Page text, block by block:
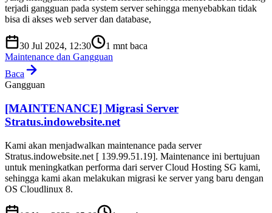
terjadi gangguan pada system server sehingga menyebabkan tidak
bisa di akses web server dan database,
30 Jul 2024, 12:30 1 mnt baca
Maintenance dan Gangguan
Baca
Gangguan
[MAINTENANCE] Migrasi Server
Stratus.indowebsite.net
Kami akan menjadwalkan maintenance pada server
Stratus.indowebsite.net [ 139.99.51.19]. Maintenance ini bertujuan
untuk meningkatkan performa dari server Cloud Hosting SG kami,
sehingga kami akan melakukan migrasi ke server yang baru dengan
OS Cloudlinux 8.